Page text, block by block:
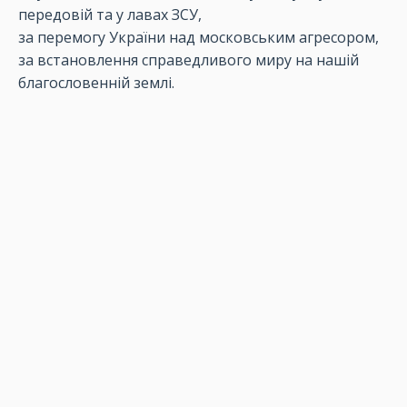
передовій та у лавах ЗСУ,
за перемогу України над московським агресором,
за встановлення справедливого миру на нашій
благословенній землі.